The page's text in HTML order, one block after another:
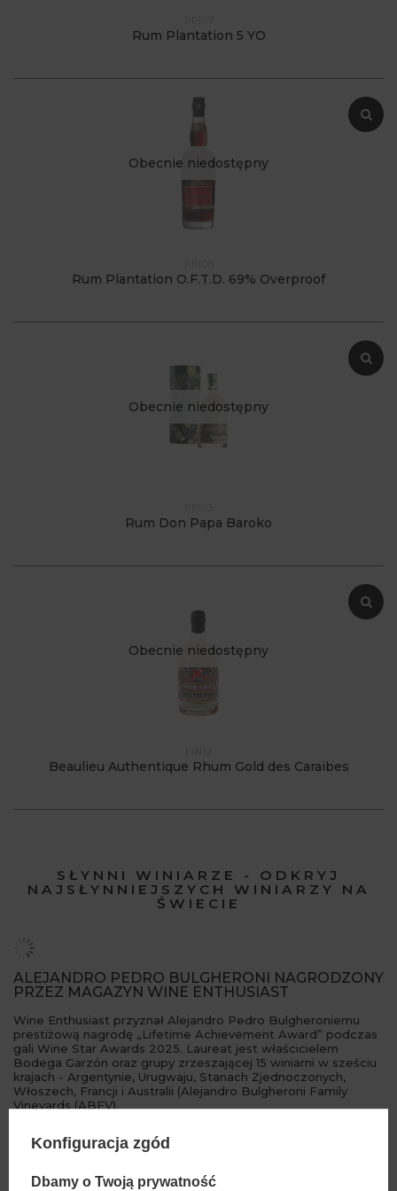
Rum Plantation 5 YO
Obecnie niedostępny
Rum Plantation O.F.T.D. 69% Overproof
Obecnie niedostępny
Rum Don Papa Baroko
Obecnie niedostępny
Beaulieu Authentique Rhum Gold des Caraibes
SŁYNNI WINIARZE - ODKRYJ
NAJSŁYNNIEJSZYCH WINIARZY NA
ŚWIECIE
ALEJANDRO PEDRO BULGHERONI NAGRODZONY
PRZEZ MAGAZYN WINE ENTHUSIAST
Wine Enthusiast przyznał Alejandro Pedro Bulgheroniemu
prestiżową nagrodę „Lifetime Achievement Award” podczas
gali Wine Star Awards 2025. Laureat jest właścicielem
Bodega Garzón oraz grupy zrzeszającej 15 winiarni w sześciu
krajach - Argentynie, Urugwaju, Stanach Zjednoczonych,
Włoszech, Francji i Australii (Alejandro Bulgheroni Family
Vineyards (ABFV).
Konfiguracja zgód
Dbamy o Twoją prywatność